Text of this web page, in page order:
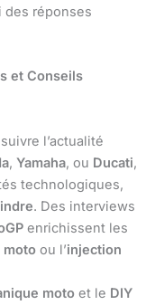
des réponses
et Conseils
l’actualité
, Yamaha, ou Ducati,
technologiques,
. Des interviews
enrichissent les
moto ou l’injection
moto et le DIY